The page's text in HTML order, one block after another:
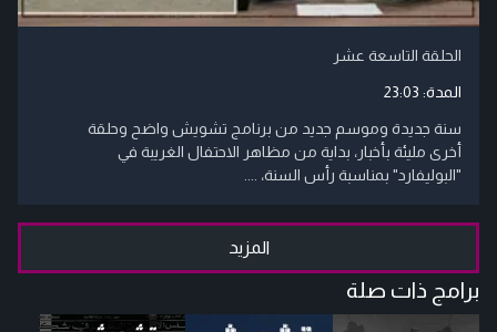
الحلقة التاسعة عشر
المدة: 23:03
سنة جديدة وموسم جديد من برنامج تشويش واضح وحلقة
أخرى مليئة بأخبار، بداية من مظاهر الاحتفال الغريبة في
"البوليفارد" بمناسبة رأس السنة، ....
المزيد
برامج ذات صلة